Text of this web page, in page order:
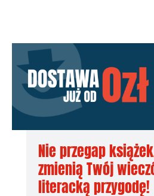
Nie przegap
zmienią Twój
literacką przygodę!